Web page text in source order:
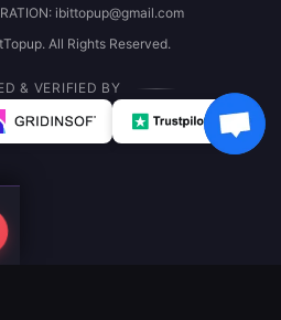
ibittopup@gmail.com
All Rights Reserved.
& VERIFIED BY